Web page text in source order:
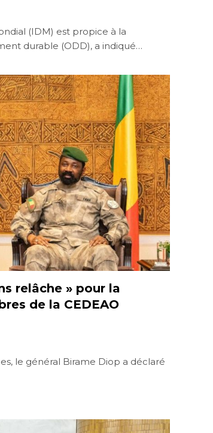
(IDM) est propice à la
durable (ODD), a indiqué…
relâche » pour la
de la CEDEAO
le général Birame Diop a déclaré